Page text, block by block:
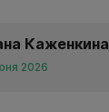
Каженкина
2026